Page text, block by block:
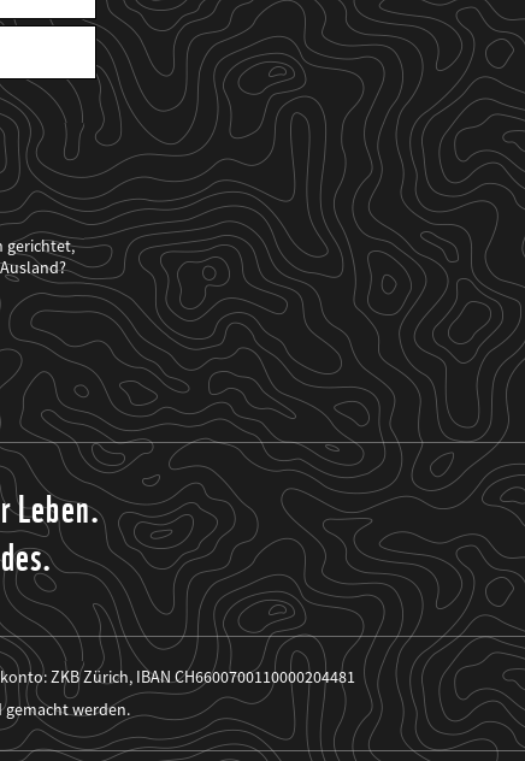
gerichtet,
Leben.
ZKB Zürich, IBAN CH6600700110000204481
gemacht werden.